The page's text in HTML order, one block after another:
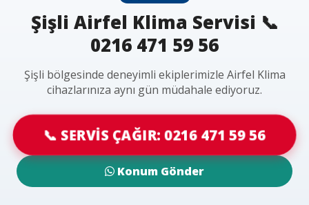
Şişli Airfel Klima Servisi 📞
0216 471 59 56
Şişli bölgesinde deneyimli ekiplerimizle Airfel Klima
cihazlarınıza aynı gün müdahale ediyoruz.
📞 SERVİS ÇAĞIR: 0216 471 59 56
Konum Gönder